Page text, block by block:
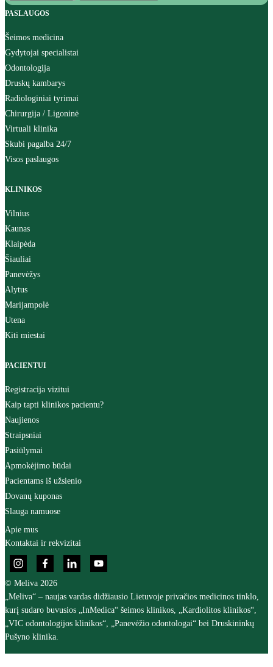
PASLAUGOS
Šeimos medicina
Gydytojai specialistai
Odontologija
Druskų kambarys
Radiologiniai tyrimai
Chirurgija / Ligoninė
Virtuali klinika
Skubi pagalba 24/7
Visos paslaugos
KLINIKOS
Vilnius
Kaunas
Klaipėda
Šiauliai
Panevėžys
Alytus
Marijampolė
Utena
Kiti miestai
PACIENTUI
Registracija vizitui
Kaip tapti klinikos pacientu?
Naujienos
Straipsniai
Pasiūlymai
Apmokėjimo būdai
Pacientams iš užsienio
Dovanų kuponas
Slauga namuose
Apie mus
Kontaktai ir rekvizitai
© Meliva 2026
„Meliva“ – naujas vardas didžiausio Lietuvoje privačios medicinos tinklo,
kurį sudaro buvusios „InMedica“ šeimos klinikos, „Kardiolitos klinikos“,
„VIC odontologijos klinikos“, „Panevėžio odontologai“ bei Druskininkų
Pušyno klinika.